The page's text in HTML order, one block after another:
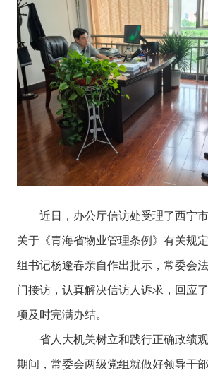
近日，办公厅信访处受理了西宁市
关于《青海省物业管理条例》有关规
组书记杨逢春亲自作出批示，常委会
门接访，认真解决信访人诉求，回应
项及时完满办结。
省人大机关树立和践行正确政绩观
期间，常委会两级党组就做好领导干